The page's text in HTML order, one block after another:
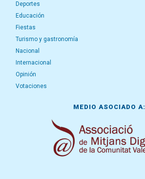
Deportes
Educación
Fiestas
Turismo y gastronomía
Nacional
Internacional
Opinión
Votaciones
MEDIO ASOCIADO A: